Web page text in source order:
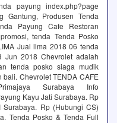
payung index.php?page
Gantung, Produsen Tenda
Payung Cafe Restoran
tenda Tenda Posko
Jual lima 2018 06 tenda
Jun 2018 Chevrolet adalah
tenda posko siaga mudik
Chevrolet TENDA CAFE
Surabaya Info
Kayu Jati Surabaya. Rp
Rp (Hubungi CS)
Tenda Posko & Tenda Full